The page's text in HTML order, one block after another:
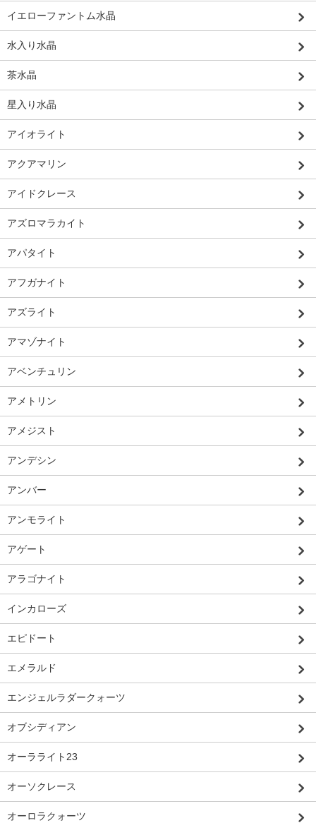
イエローファントム水晶
水入り水晶
茶水晶
星入り水晶
アイオライト
アクアマリン
アイドクレース
アズロマラカイト
アパタイト
アフガナイト
アズライト
アマゾナイト
アベンチュリン
アメトリン
アメジスト
アンデシン
アンバー
アンモライト
アゲート
アラゴナイト
インカローズ
エピドート
エメラルド
エンジェルラダークォーツ
オブシディアン
オーラライト23
オーソクレース
オーロラクォーツ